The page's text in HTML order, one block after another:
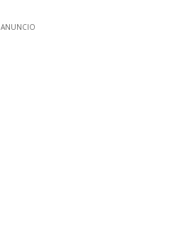
ANUNCIO